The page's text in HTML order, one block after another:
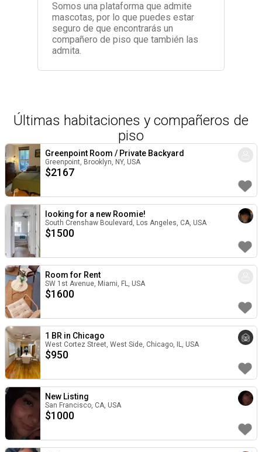
Somos una plataforma que admite
mascotas, por lo que puedes estar
seguro de que encontrarás un
compañero de piso que también las
admita.
Últimas habitaciones y compañeros de
piso
Greenpoint Room / Private Backyard
Greenpoint, Brooklyn, NY, USA
$2167
looking for a new Roomie!
South Crenshaw Boulevard, Los Angeles, CA, USA
$1500
Room for Rent
SW 1st Avenue, Miami, FL, USA
$1600
1 BR in Chicago
West Cortez Street, West Side, Chicago, IL, USA
$950
New Listing
San Francisco, CA, USA
$1000